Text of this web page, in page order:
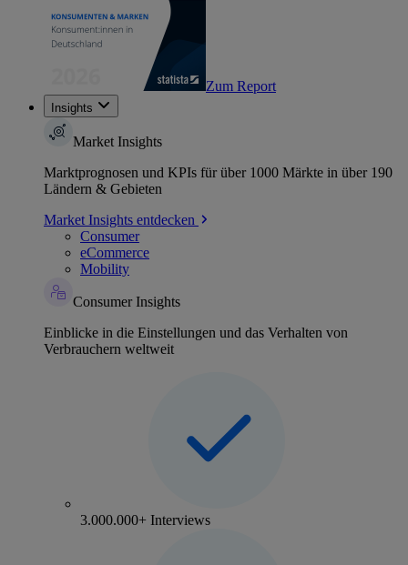
Zum Report
Insights
Market Insights
Marktprognosen und KPIs für über 1000 Märkte in über 190
Ländern & Gebieten
Market Insights entdecken
Consumer
eCommerce
Mobility
Consumer Insights
Einblicke in die Einstellungen und das Verhalten von
Verbrauchern weltweit
3.000.000+ Interviews